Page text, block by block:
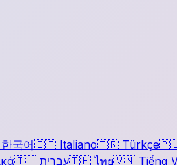
한국어🇮🇹 Italiano🇹🇷 Türkçe
🇮🇱 עברית🇹🇭 ไทย🇻🇳 Tiếng